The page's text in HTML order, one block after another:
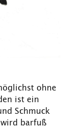
ohne
ist ein
Schmuck
barfuß